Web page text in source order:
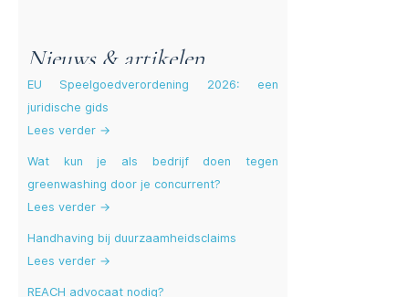
Nieuws & artikelen
EU Speelgoedverordening 2026: een
juridische gids
Lees verder →
Wat kun je als bedrijf doen tegen
greenwashing door je concurrent?
Lees verder →
Handhaving bij duurzaamheidsclaims
Lees verder →
REACH advocaat nodig?